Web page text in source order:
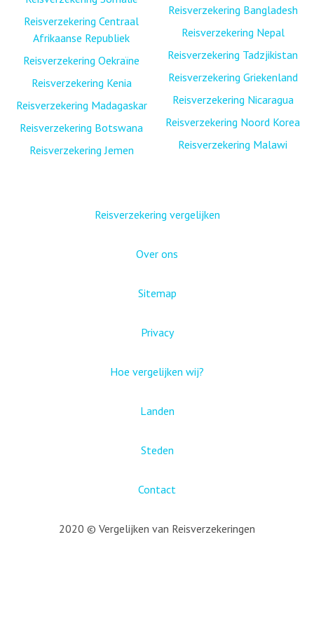
Reisverzekering Centraal
Afrikaanse Republiek
Reisverzekering Oekraïne
Reisverzekering Kenia
Reisverzekering Madagaskar
Reisverzekering Botswana
Reisverzekering Jemen
Reisverzekering Bangladesh
Reisverzekering Nepal
Reisverzekering Tadzjikistan
Reisverzekering Griekenland
Reisverzekering Nicaragua
Reisverzekering Noord Korea
Reisverzekering Malawi
Reisverzekering vergelijken
Over ons
Sitemap
Privacy
Hoe vergelijken wij?
Landen
Steden
Contact
2020 © Vergelijken van Reisverzekeringen